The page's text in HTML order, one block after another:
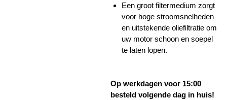
Een groot filtermedium zorgt
voor hoge stroomsnelheden
en uitstekende oliefiltratie om
uw motor schoon en soepel
te laten lopen.
Op werkdagen voor 15:00
besteld volgende dag in huis!